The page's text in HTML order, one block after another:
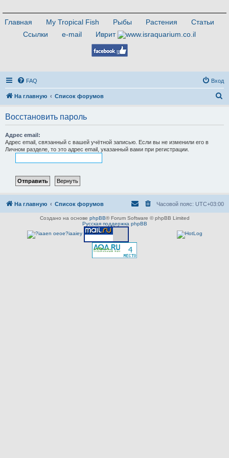
Главная My Tropical Fish Рыбы Растения
Статьи
Ссылки
e-mail Иврит
FAQ Вход
На главную Список форумов
Восстановить пароль
Адрес email:
Адрес email, связанный с вашей учётной записью. Если вы не изменили его в
Личном разделе, то это адрес email, указанный вами при регистрации.
На главную Список форумов Часовой пояс: UTC+03:00
Создано на основе phpBB® Forum Software © phpBB Limited
Русская поддержка phpBB